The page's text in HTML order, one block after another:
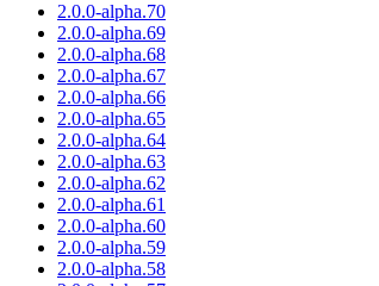
2.0.0-alpha.70
2.0.0-alpha.69
2.0.0-alpha.68
2.0.0-alpha.67
2.0.0-alpha.66
2.0.0-alpha.65
2.0.0-alpha.64
2.0.0-alpha.63
2.0.0-alpha.62
2.0.0-alpha.61
2.0.0-alpha.60
2.0.0-alpha.59
2.0.0-alpha.58